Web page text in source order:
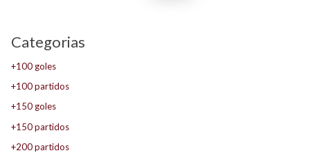
Categorias
+100 goles
+100 partidos
+150 goles
+150 partidos
+200 partidos